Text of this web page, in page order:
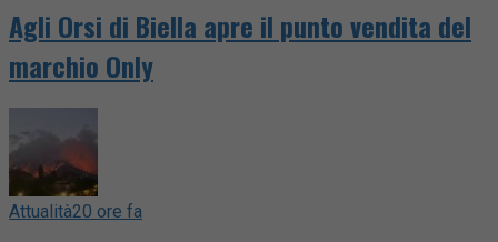
Agli Orsi di Biella apre il punto vendita del
marchio Only
Attualità20 ore fa